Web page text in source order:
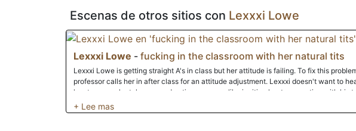
Escenas de otros sitios con Lexxxi Lowe
Lexxxi Lowe - fucking in the classroom with her natural tits
Lexxxi Lowe is getting straight A's in class but her attitude is failing. To fix this
professor calls her in after class for an attitude adjustment. Lexxxi doesn't want to hear what he
has to say so he takes more drastic measures, like inviting her to a meeting with his
staff.